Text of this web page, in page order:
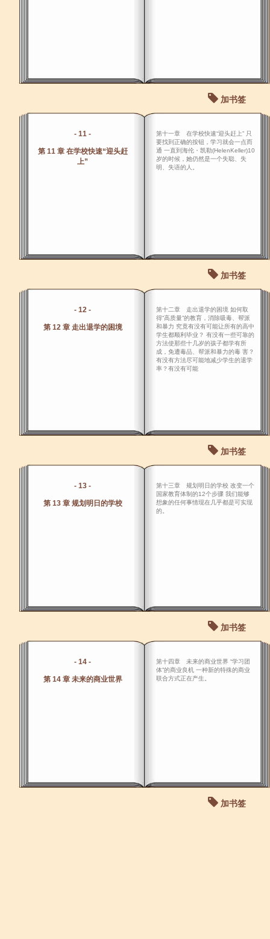
加书签
- 11 -
第 11 章 在学校快速“迎头赶
上”
第十一章 在学校快速“迎头赶上” 只
要找到正确的按钮，学习就会一点而
通 一直到海伦・凯勒(HelenKeller)10
岁的时候，她仍然是一个失聪、失
明、失语的人。
加书签
- 12 -
第 12 章 走出退学的困境
第十二章 走出退学的困境 如何取
得“高质量”的教育，消除吸毒、帮派
和暴力 究竟有没有可能让所有的高中
学生都顺利毕业？ 有没有一些可靠的
方法使那些十几岁的孩子都学有所
成，免遭毒品、帮派和暴力的毒 害？
有没有方法尽可能地减少学生的退学
率？有没有可能
加书签
- 13 -
第 13 章 规划明日的学校
第十三章 规划明日的学校 改变一个
国家教育体制的12个步骤 我们能够
想象的任何事情现在几乎都是可实现
的。
加书签
- 14 -
第 14 章 未来的商业世界
第十四章 未来的商业世界 “学习团
体”的商业良机 一种新的特殊的商业
联合方式正在产生。
加书签